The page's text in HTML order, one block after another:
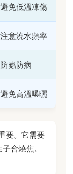
避免低溫凍傷
注意澆水頻率
防蟲防病
避免高溫曝曬
要。它需要
會燒焦。